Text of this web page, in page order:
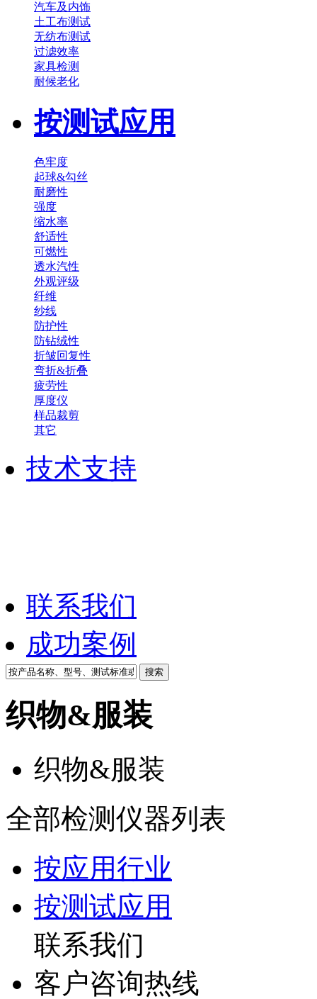
汽车及内饰
土工布测试
无纺布测试
过滤效率
家具检测
耐候老化
按测试应用
色牢度
起球&勾丝
耐磨性
强度
缩水率
舒适性
可燃性
透水汽性
外观评级
纤维
纱线
防护性
防钻绒性
折皱回复性
弯折&折叠
疲劳性
厚度仪
样品裁剪
其它
技术支持
联系我们
成功案例
织物&服装
织物&服装
全部检测仪器列表
按应用行业
按测试应用
联系我们
客户咨询热线